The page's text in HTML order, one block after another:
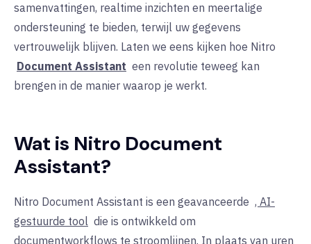
samenvattingen, realtime inzichten en meertalige
ondersteuning te bieden, terwijl uw gegevens
vertrouwelijk blijven. Laten we eens kijken hoe Nitro
Document Assistant een revolutie teweeg kan
brengen in de manier waarop je werkt.
Wat is Nitro Document
Assistant?
Nitro Document Assistant is een geavanceerde , AI-
gestuurde tool die is ontwikkeld om
documentworkflows te stroomlijnen. In plaats van uren